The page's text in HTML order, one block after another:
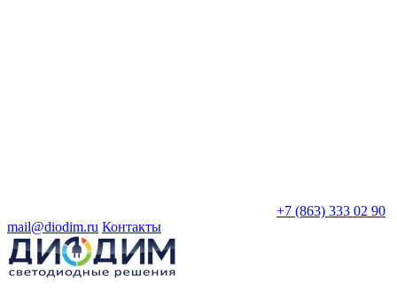
+7 (863) 333 02 90
mail@diodim.ru Контакты